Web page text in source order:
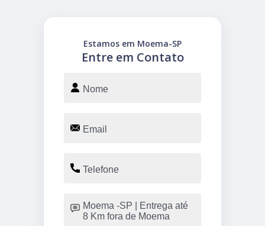
Entre em Contato
Estamos em Moema-SP